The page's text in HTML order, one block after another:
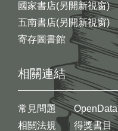
國家書店(另開新視窗)
五南書店(另開新視窗)
寄存圖書館
相關連結
常見問題
相關法規
OpenData
得獎書目